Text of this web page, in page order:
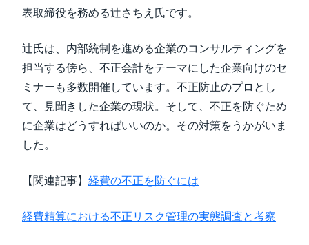
表取締役を務める辻さちえ氏です。
辻氏は、内部統制を進める企業のコンサルティングを
担当する傍ら、不正会計をテーマにした企業向けのセ
ミナーも多数開催しています。不正防止のプロとし
て、見聞きした企業の現状。そして、不正を防ぐため
に企業はどうすればいいのか。その対策をうかがいま
した。
【関連記事】 経費の不正を防ぐには
経費精算における不正リスク管理の実態調査と考察